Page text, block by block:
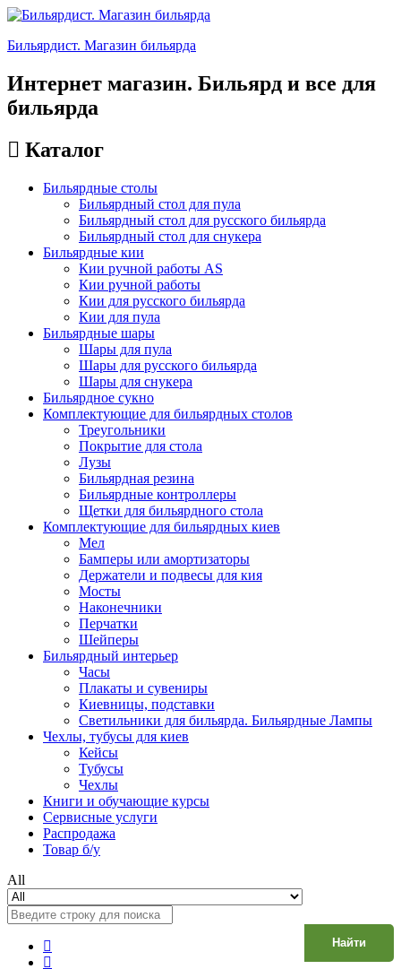
Бильярдист. Магазин бильярда
Интернет магазин. Бильярд и все для
бильярда
Каталог
Бильярдные столы
Бильярдный стол для пула
Бильярдный стол для русского бильярда
Бильярдный стол для снукера
Бильярдные кии
Кии ручной работы AS
Кии ручной работы
Кии для русского бильярда
Кии для пула
Бильярдные шары
Шары для пула
Шары для русского бильярда
Шары для снукера
Бильярдное сукно
Комплектующие для бильярдных столов
Треугольники
Покрытие для стола
Лузы
Бильярдная резина
Бильярдные контроллеры
Щетки для бильярдного стола
Комплектующие для бильярдных киев
Мел
Бамперы или амортизаторы
Держатели и подвесы для кия
Мосты
Наконечники
Перчатки
Шейперы
Бильярдный интерьер
Часы
Плакаты и сувениры
Киевницы, подставки
Светильники для бильярда. Бильярдные Лампы
Чехлы, тубусы для киев
Кейсы
Тубусы
Чехлы
Книги и обучающие курсы
Сервисные услуги
Распродажа
Товар б/у
All
Найти